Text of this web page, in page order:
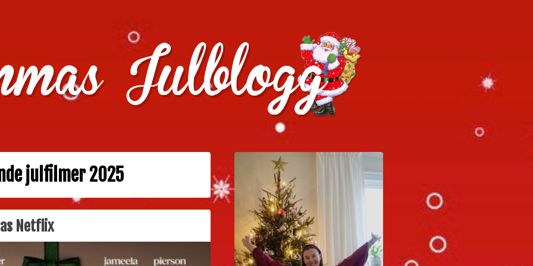
julklappstips, julkalendrar, adventskalendrar , julpyssel och julrecept!
julfilmer 2025
Netflix